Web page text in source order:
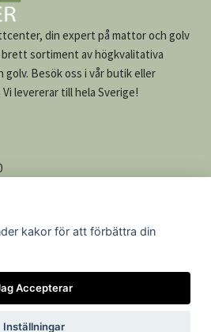
din expert på mattor och golv
brett sortiment av högkvalitativa
Besök oss i vår butik eller
levererar till hela Sverige!
kakor för att förbättra din
Accepterar
Inställningar